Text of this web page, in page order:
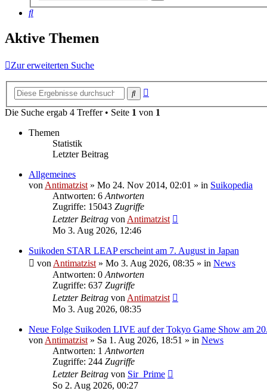
Suche
Aktive Themen
Zur erweiterten Suche
Suche
Die Suche ergab 4 Treffer • Seite 1 von 1
Themen
Statistik
Letzter Beitrag
Allgemeines
von Antimatzist » Mo 24. Nov 2014, 02:01 » in Suikopedia
Antworten: 6 Antworten
Zugriffe: 15043 Zugriffe
Letzter Beitrag von Antimatzist
Mo 3. Aug 2026, 12:46
Suikoden STAR LEAP erscheint am 7. August in Japan
von Antimatzist » Mo 3. Aug 2026, 08:35 » in News
Antworten: 0 Antworten
Zugriffe: 637 Zugriffe
Letzter Beitrag von Antimatzist
Mo 3. Aug 2026, 08:35
Neue Folge Suikoden LIVE auf der Tokyo Game Show am
von Antimatzist » Sa 1. Aug 2026, 18:51 » in News
Antworten: 1 Antworten
Zugriffe: 244 Zugriffe
Letzter Beitrag von Sir_Prime
So 2. Aug 2026, 00:27